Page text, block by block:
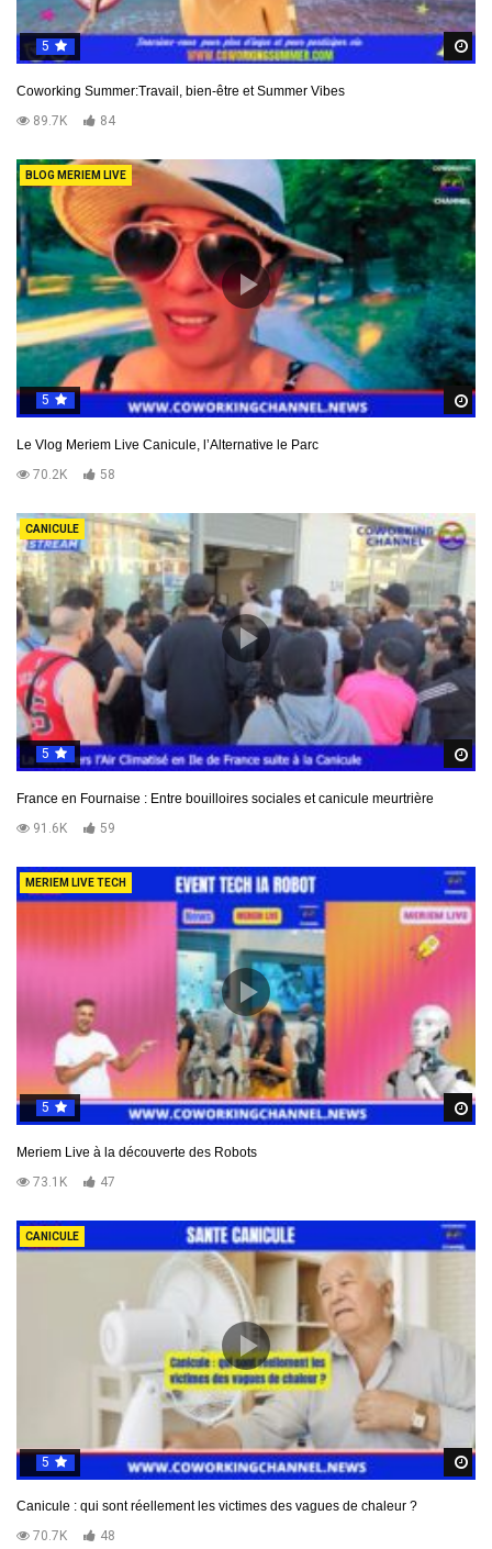
5
Coworking Summer:Travail, bien-être et Summer Vibes
89.7K
84
BLOG MERIEM LIVE
5
Le Vlog Meriem Live Canicule, l’Alternative le Parc
70.2K
58
CANICULE
5
France en Fournaise : Entre bouilloires sociales et canicule meurtrière
91.6K
59
MERIEM LIVE TECH
5
Meriem Live à la découverte des Robots
73.1K
47
CANICULE
5
Canicule : qui sont réellement les victimes des vagues de chaleur ?
70.7K
48